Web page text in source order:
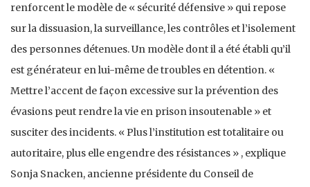
renforcent le modèle de « sécurité défensive » qui repose
sur la dissuasion, la surveillance, les contrôles et l’isolement
des personnes détenues. Un modèle dont il a été établi qu’il
est générateur en lui-même de troubles en détention. «
Mettre l’accent de façon excessive sur la prévention des
évasions peut rendre la vie en prison insoutenable » et
susciter des incidents. « Plus l’institution est totalitaire ou
autoritaire, plus elle engendre des résistances » , explique
Sonja Snacken, ancienne présidente du Conseil de